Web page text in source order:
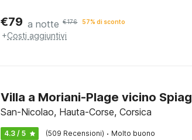
€79 a notte €176 57% di sconto
+Costi aggiuntivi
Villa a Moriani-Plage vicino
San-Nicolao, Hauta-Corse, Corsica
4.3 / 5 (509 Recensioni) · Molto buono